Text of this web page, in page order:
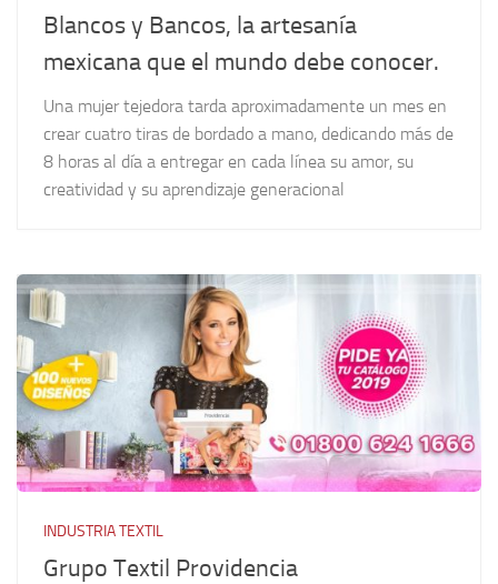
Blancos y Bancos, la artesanía
mexicana que el mundo debe conocer.
Una mujer tejedora tarda aproximadamente un mes en
crear cuatro tiras de bordado a mano, dedicando más de
8 horas al día a entregar en cada línea su amor, su
creatividad y su aprendizaje generacional
INDUSTRIA TEXTIL
Grupo Textil Providencia